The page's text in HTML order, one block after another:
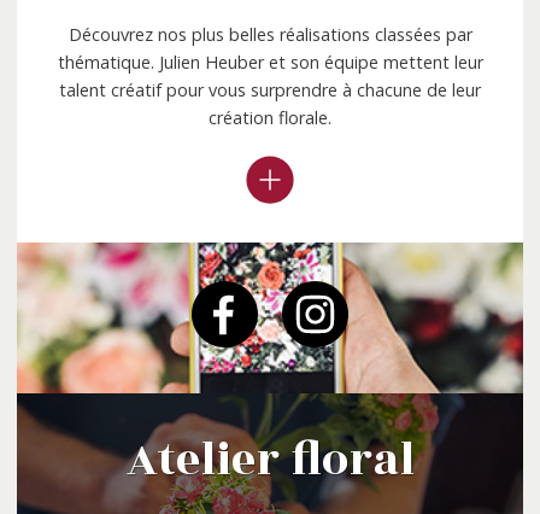
Découvrez nos plus belles réalisations classées par
thématique. Julien Heuber et son équipe mettent leur
talent créatif pour vous surprendre à chacune de leur
création florale.
Atelier floral